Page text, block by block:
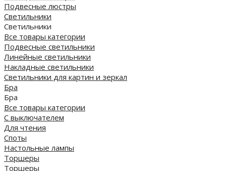
Подвесные люстры
Светильники
Светильники
Все товары категории
Подвесные светильники
Линейные светильники
Накладные светильники
Светильники для картин и зеркал
Бра
Бра
Все товары категории
С выключателем
Для чтения
Споты
Настольные лампы
Торшеры
Торшеры